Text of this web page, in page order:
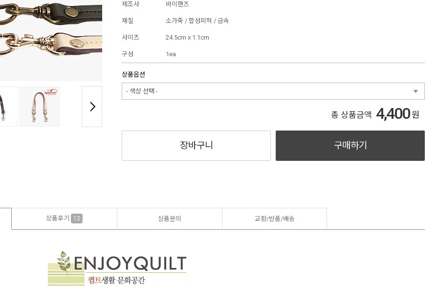
제조사 바이핸즈
재질 소가죽 / 합성피혁 / 금속
사이즈 24.5cm x 1.1cm
구성 1ea
상품옵션
- 색상 선택 -
총 상품금액 4,400원
장바구니 구매하기
상품후기 12 상품문의 교환/반품/배송